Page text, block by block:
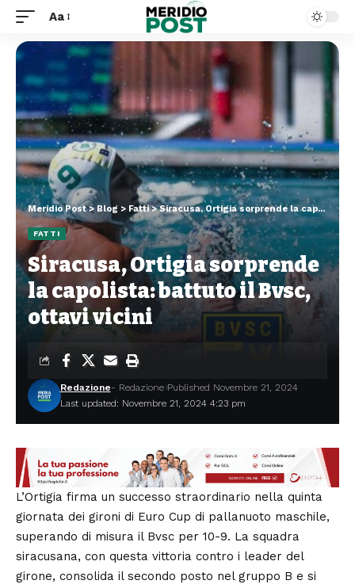
Aa
Meridio Post>Blog > Fatti>Siracusa, Ortigia sorprende la capolista: battuto il Bvsc, ottavi vicini
FATTI
Siracusa, Ortigia sorprende
la capolista: battuto il Bvsc,
ottavi vicini
Last updated: Novembre 21, 2024 4:23 pm
Redazione- Redazione Published Novembre 21, 2024
L’Ortigia firma un successo straordinario nella quinta
giornata dei gironi di Euro Cup di pallanuoto maschile,
superando di misura il Bvsc per 10-9. La squadra
siracusana, con questa vittoria contro i leader del
girone, consolida il secondo posto nel gruppo B e si